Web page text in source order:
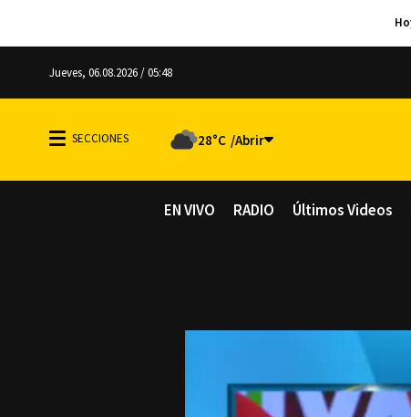
Jueves, 06.08.2026 / 05:48
28°C
EN VIVO RADIO Últimos Videos